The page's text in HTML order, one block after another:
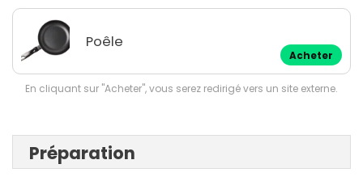
Poêle
Acheter
En cliquant sur "Acheter", vous serez redirigé vers un site externe.
Préparation